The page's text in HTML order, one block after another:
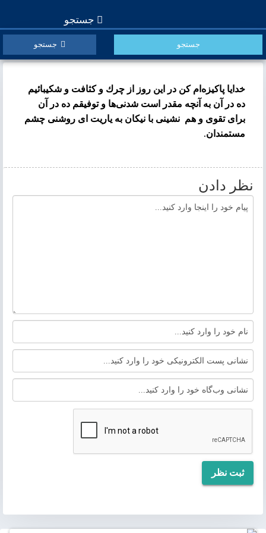
جستجو
خدایا پاكیزه‌ام كن در این روز از چرك و كثافت و شكیبائیم
ده در آن به آنچه مقدر است شدنى‌ها و توفیقم ده در آن
براى تقوى و هم ‌ نشینى با نیكان به یاریت اى روشنى چشم
مستمندان.
نظر دادن